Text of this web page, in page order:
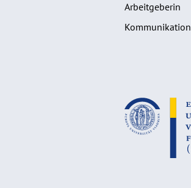
Arbeitgeberin
Kommunikation